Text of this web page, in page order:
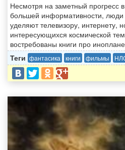
Несмотря на заметный прогресс
большей информативности,
уделяют телевизору, интернету,
интересующихся космической
востребованы книги про
Теги фантасика книги фильмы